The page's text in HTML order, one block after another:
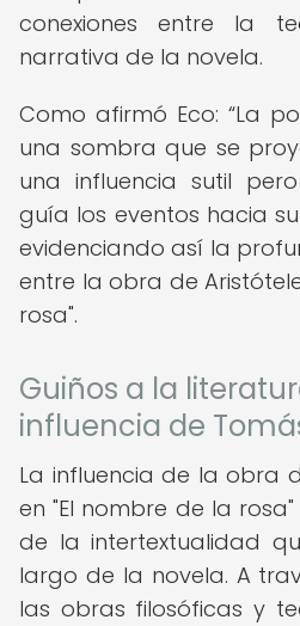
conexiones entre la
narrativa de la novela.
Como afirmó Eco:
La
una sombra que se
una influencia sutil
guía los eventos hacia
evidenciando así la
entre la obra de
rosa".
Guiños a la
influencia de
La influencia de la obra
en "El nombre de la
de la intertextualidad
largo de la novela. A
las obras filosóficas y